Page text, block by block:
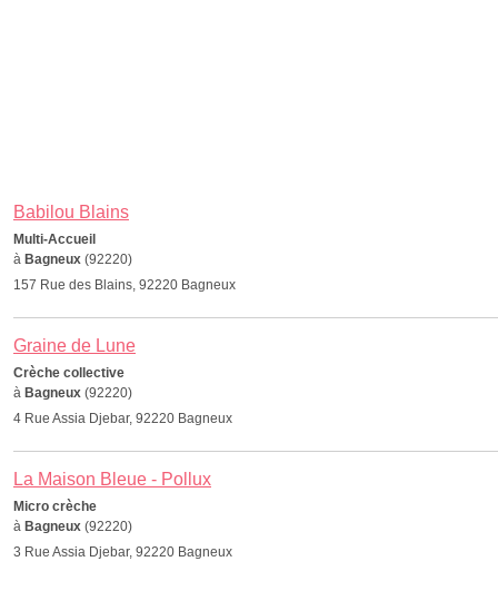
Babilou Blains
Multi-Accueil
à Bagneux (92220)
157 Rue des Blains, 92220 Bagneux
Graine de Lune
Crèche collective
à Bagneux (92220)
4 Rue Assia Djebar, 92220 Bagneux
La Maison Bleue - Pollux
Micro crèche
à Bagneux (92220)
3 Rue Assia Djebar, 92220 Bagneux